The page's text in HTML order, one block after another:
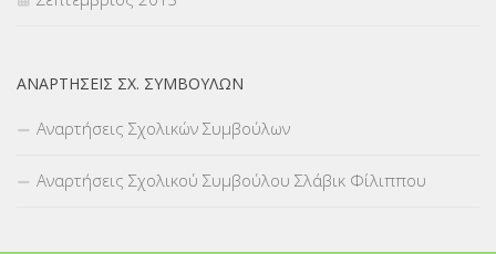
ΑΝΑΡΤΉΣΕΙΣ ΣΧ. ΣΥΜΒΟΎΛΩΝ
Αναρτήσεις Σχολικών Συμβούλων
Αναρτήσεις Σχολικού Συμβούλου Σλάβικ Φίλιππου